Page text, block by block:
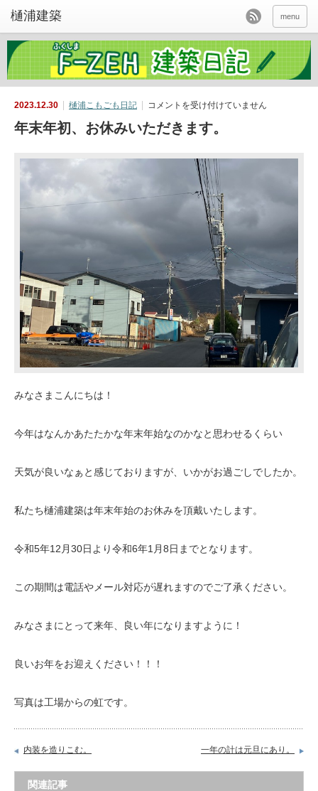
menu
2023.12.30 樋浦こもごも日記
年
年
初、
み
コメントを受け付けていません
年末年初、お休みいただきます。
みなさまこんにちは！
今年はなんかあたたかな年末年始なのかなと思わせるくらい
天気が良いなぁと感じておりますが、いかがお過ごしでしたか。
私たち樋浦建築は年末年始のお休みを頂戴いたします。
令和5年12月30日より令和6年1月8日までとなります。
この期間は電話やメール対応が遅れますのでご了承ください。
みなさまにとって来年、良い年になりますように！
良いお年をお迎えください！！！
写真は工場からの虹です。
内装を造りこむ。 一年の計は元旦にあり。
関連記事